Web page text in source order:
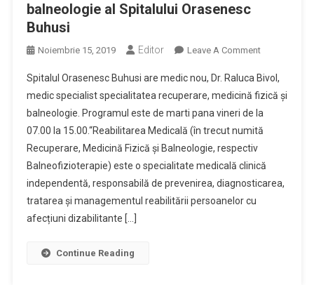
balneologie al Spitalului Orasenesc
Buhusi
Noiembrie 15, 2019 Editor Leave A CommentOn
In
Cadrul
Laboratorului
De
Medicină
Fizică
Spitalul Orasenesc Buhusi are medic nou, Dr. Raluca Bivol,
medic specialist specialitatea recuperare, medicină fizică și
balneologie. Programul este de marti pana vineri de la
07.00 la 15.00.“Reabilitarea Medicală (în trecut numită
Recuperare, Medicină Fizică și Balneologie, respectiv
Balneofizioterapie) este o specialitate medicală clinică
independentă, responsabilă de prevenirea, diagnosticarea,
tratarea și managementul reabilitării persoanelor cu
afecțiuni dizabilitante […]
Continue Reading